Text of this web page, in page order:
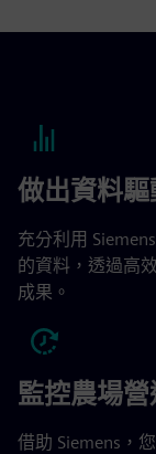
做出資料
充分利用
的資料，透過高
成果。
監控農場營
借助 Siemens，